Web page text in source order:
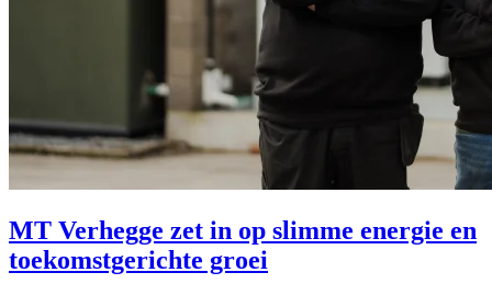
MT Verhegge zet in op slimme energie en
toekomstgerichte groei